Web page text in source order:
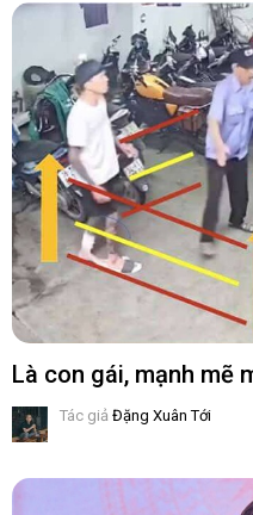
Là con gái, mạnh mẽ
Tác giả Đặng Xuân Tới